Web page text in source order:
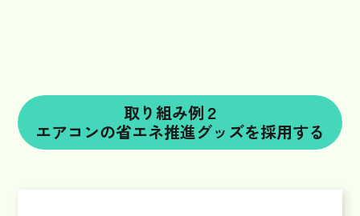
取り組み例２
エアコンの省エネ推進グッズを採用する